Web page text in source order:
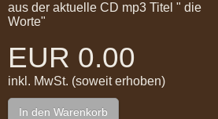
aus der aktuelle CD mp3 Titel " die
Worte"
EUR 0.00
inkl. MwSt. (soweit erhoben)
In den Warenkorb